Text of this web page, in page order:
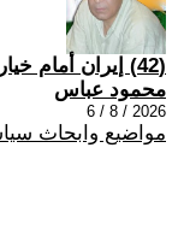
(42) إيران أمام خيارين الرضوخ أو الزوال
محمود عباس
2026 / 8 / 6
مواضيع وابحاث